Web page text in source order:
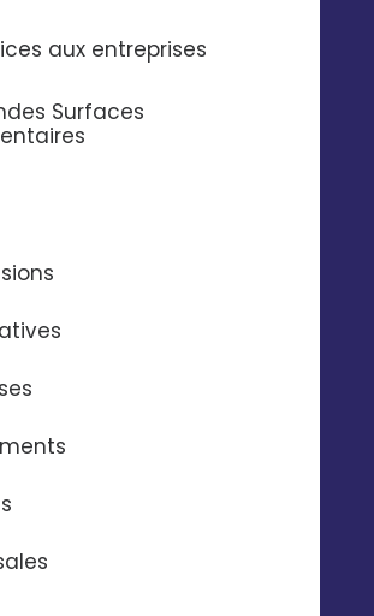
aux entreprises
Surfaces
à la
Maniez
Pilotez Digitaleo
depuis votre